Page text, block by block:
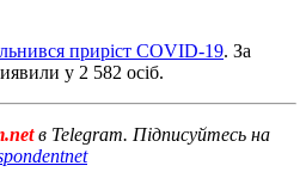
приріст COVID-19. За
у 2 582 осіб.
в Telegram. Підписуйтесь на